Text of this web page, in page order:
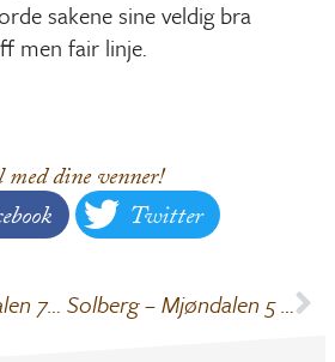
sakene sine veldig bra
men fair linje.
dine venner!
Twitter
Solberg – Mjøndalen 7 – 4 (2 – 1) Solberg – Mjøndalen 5 – 6 (2 – 3)